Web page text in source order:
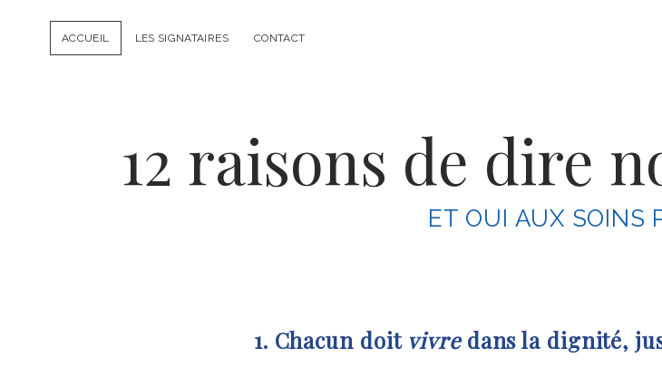
ACCUEIL LES SIGNATAIRES CONTACT
12 raisons de dire
ET OUI AUX SOINS
1. Chacun doit vivredans la dignité,